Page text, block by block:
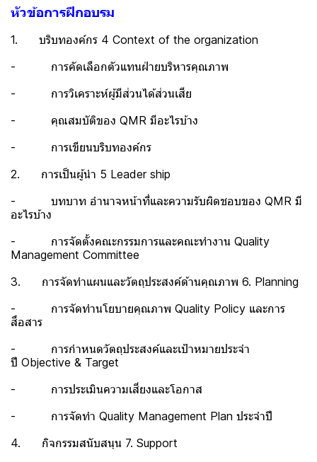
หัวข้อการฝึกอบรม
1. บริบทองค์กร 4 Context of the organization
- การคัดเลือกตัวแทนฝ่ายบริหารคุณภาพ
- การวิเคราะห์ผู้มีส่วนได้ส่วนเสีย
- คุณสมบัติของ QMR มีอะไรบ้าง
- การเขียนบริบทองค์กร
2. การเป็นผู้นำ 5 Leader ship
- บทบาท อำนาจหน้าที่และความรับผิดชอบของ QMR มี
อะไรบ้าง
- การจัดตั้งคณะกรรมการและคณะทำงาน Quality
Management Committee
3. การจัดทำแผนและวัตถุประสงค์ด้านคุณภาพ 6. Planning
- การจัดทำนโยบายคุณภาพ Quality Policy และการ
สื่อสาร
- การกำหนดวัตถุประสงค์และเป้าหมายประจำ
ปี Objective & Target
- การประเมินความเสี่ยงและโอกาส
- การจัดทำ Quality Management Plan ประจำปี
4. กิจกรรมสนับสนุน 7. Support